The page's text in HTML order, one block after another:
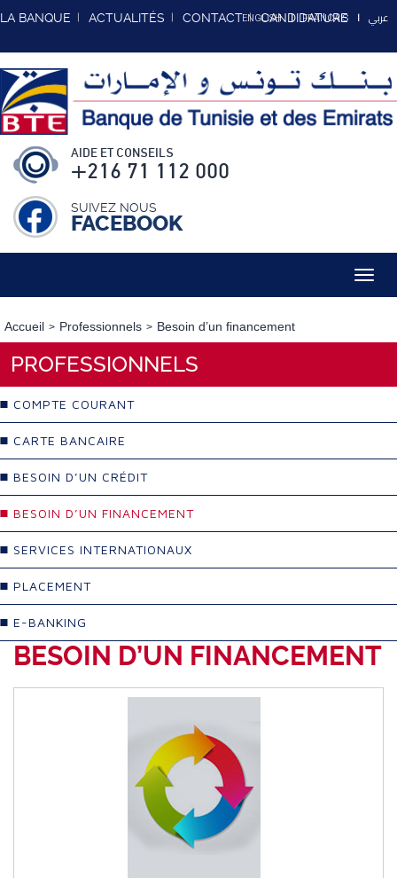
LA BANQUE ACTUALITÉS CONTACT CANDIDATURE
ENGLISH FRANCAIS عربي
AIDE ET CONSEILS
+216 71 112 000
SUIVEZ NOUS
FACEBOOK
Accueil Professionnels Besoin d’un financement
PROFESSIONNELS
COMPTE COURANT
CARTE BANCAIRE
BESOIN D’UN CRÉDIT
BESOIN D’UN FINANCEMENT
SERVICES INTERNATIONAUX
PLACEMENT
E-BANKING
BESOIN D’UN FINANCEMENT